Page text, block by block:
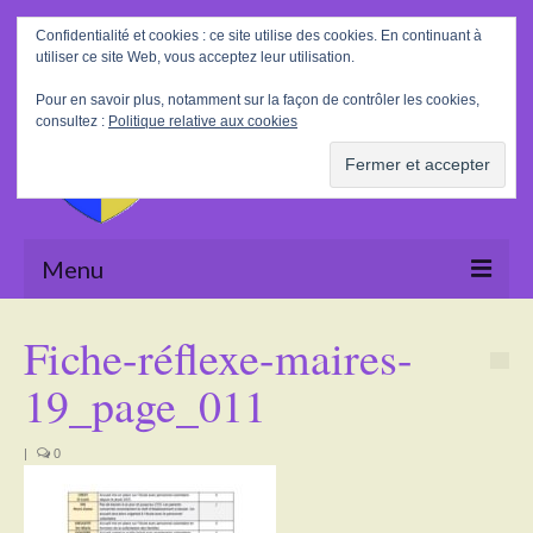
Rechercher
:
Menu
La Mairie
Le village
Fiche-réflexe-maires-
19_page_011
| 0
Confidentialité et cookies : ce site utilise des cookies. En continuant à
utiliser ce site Web, vous acceptez leur utilisation.
Pour en savoir plus, notamment sur la façon de contrôler les cookies,
consultez : Politique relative aux cookies